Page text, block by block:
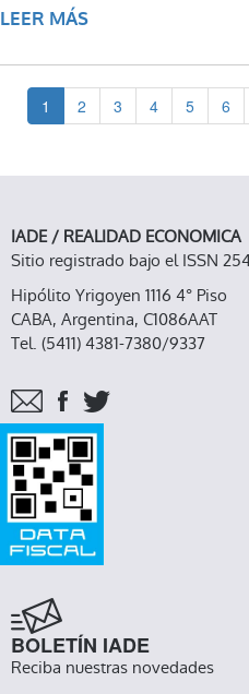
LEER MÁS
1 2 3 4 5 6
IADE / REALIDAD ECONOMICA
Sitio registrado bajo el ISSN
Hipólito Yrigoyen 1116 4° Piso
CABA, Argentina, C1086AAT
Tel. (5411) 4381-7380/9337
BOLETÍN IADE
Reciba nuestras novedades